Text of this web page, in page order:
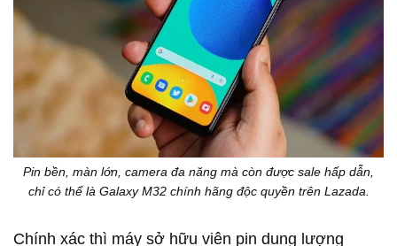
Pin bền, màn lớn, camera đa năng mà còn được sale hấp dẫn,
chỉ có thể là Galaxy M32 chính hãng độc quyền trên Lazada.
Chính xác thì máy sở hữu viên pin dung lượng